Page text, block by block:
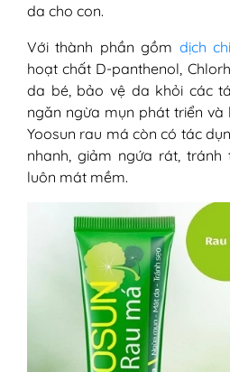
da cho con.
Với thành phần gồm dịch
hoạt chất D-panthenol,
da bé, bảo vệ da khỏi các
ngăn ngừa mụn phát triển
Yoosun rau má còn có tác
nhanh, giảm ngứa rát,
luôn mát mềm.